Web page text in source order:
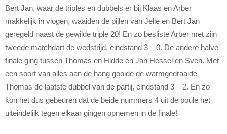
Bert Jan, waar de triples en dubbels er bij Klaas en Arber
makkelijk in vlogen, waaiden de pijlen van Jelle en Bert Jan
geregeld naast de gewilde triple 20! En zo besliste Arber met zijn
tweede matchdart de wedstrijd, eindstand 3 – 0. De andere halve
finale ging tussen Thomas en Hidde en Jan Hessel en Sven. Met
een soort van alles aan de hang gooide de warmgedraaide
Thomas de laatste dubbel van de partij, eindstand 3 – 2. En zo
kon het dus gebeuren dat de beide nummers 4 uit de poule het
uiteindelijk tegen elkaar gingen opnemen in de finale!